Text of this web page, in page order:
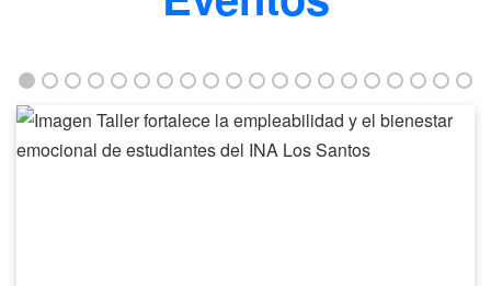
Taller
fortalece